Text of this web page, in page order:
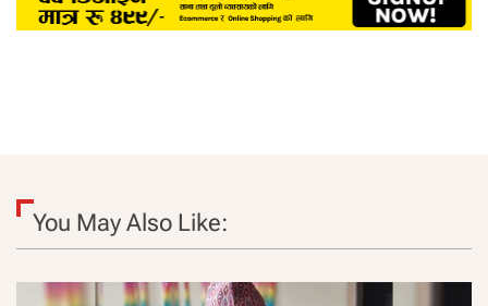
You May Also Like: